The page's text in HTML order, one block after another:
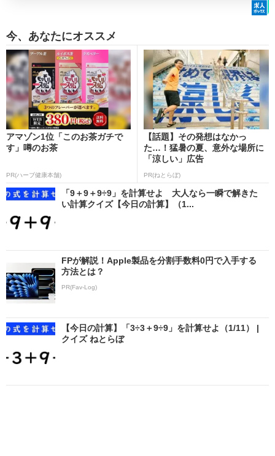
今、あなたにオススメ
アマゾン1位「このお茶ガチで
す」噂のお茶
PR(ハーブ健康本舗)
【話題】その発想はなかっ
た…！猛暑の夏、意外な場所に
「涼しい」広告
PR(ねとらぼ)
「9＋9＋9÷9」を計算せよ 大人なら一瞬で解きた
い計算クイズ【今日の計算】（1...
FPが解説！Apple製品を分割手数料0円で入手する
方法とは？
PR(Fav-Log)
【今日の計算】「3÷3＋9÷9」を計算せよ（1/11） |
クイズ ねとらぼ